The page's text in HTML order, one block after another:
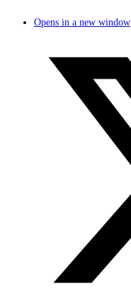
Opens in a new window